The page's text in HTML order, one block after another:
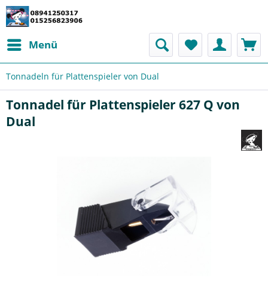
Menü
Tonnadeln für Plattenspieler von Dual
Tonnadel für Plattenspieler 627 Q von
Dual